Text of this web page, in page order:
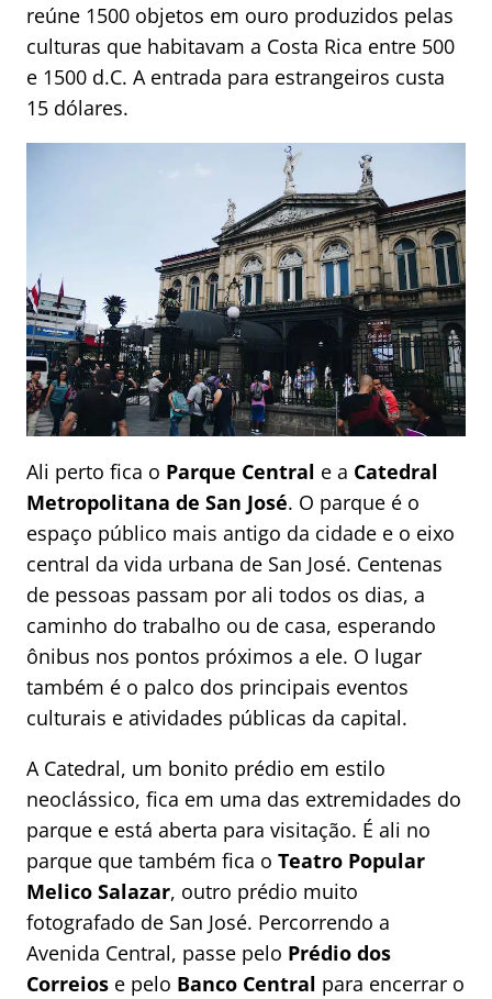
reúne 1500 objetos em ouro produzidos pelas
culturas que habitavam a Costa Rica entre 500
e 1500 d.C. A entrada para estrangeiros custa
15 dólares.
Ali perto fica o Parque Central e a Catedral
Metropolitana de San José. O parque é o
espaço público mais antigo da cidade e o eixo
central da vida urbana de San José. Centenas
de pessoas passam por ali todos os dias, a
caminho do trabalho ou de casa, esperando
ônibus nos pontos próximos a ele. O lugar
também é o palco dos principais eventos
culturais e atividades públicas da capital.
A Catedral, um bonito prédio em estilo
neoclássico, fica em uma das extremidades do
parque e está aberta para visitação. É ali no
parque que também fica o Teatro Popular
Melico Salazar, outro prédio muito
fotografado de San José. Percorrendo a
Avenida Central, passe pelo Prédio dos
Correios e pelo Banco Central para encerrar o